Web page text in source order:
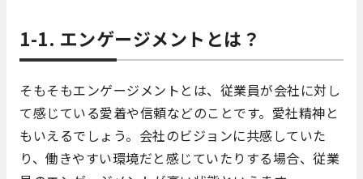
1-1. エンゲージメントとは？
そもそもエンゲージメントとは、従業員が会社に対し
て感じている愛着や信頼などのことです。愛社精神と
もいえるでしょう。会社のビジョンに共感していた
り、働きやすい環境だと感じていたりする場合、従業